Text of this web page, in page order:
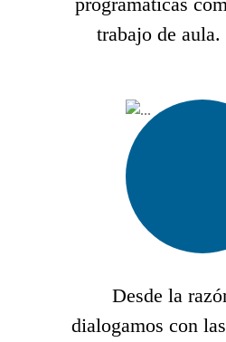
trabajo de aula.
Desde la
dialogamos con